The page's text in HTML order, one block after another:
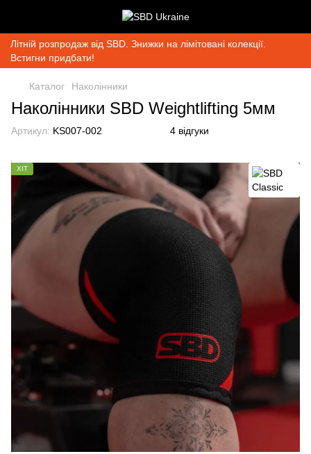
Літній розпродаж від SBD. Знижки на лімітовані колекції.
Встигни придбати!
Каталог Наколінники
Наколінники SBD Weightlifting 5мм
Артикул: KS007-002 4 відгуки
ХІТ